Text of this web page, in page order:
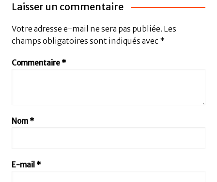
Laisser un commentaire
Votre adresse e-mail ne sera pas publiée. Les
champs obligatoires sont indiqués avec *
Commentaire *
Nom *
E-mail *